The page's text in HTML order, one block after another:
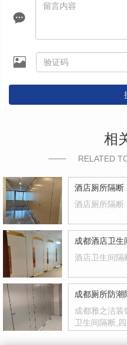
相
RELATED
酒店厕所隔断
酒店厕所隔断
成都酒店卫生
酒店卫生间隔
成都厕所防潮
成都雅之洁
卫生间隔断,四